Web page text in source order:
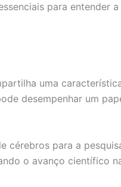
para entender
uma
desempenhar um
para a
o avanço científico